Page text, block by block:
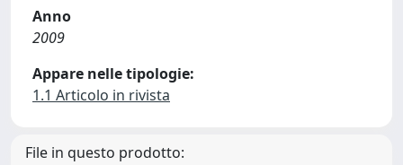
Anno
2009
Appare nelle tipologie:
1.1 Articolo in rivista
File in questo prodotto: